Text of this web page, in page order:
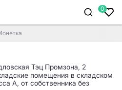
0
Тэц Промзона, 2
помещения в складском
A, от собственника без